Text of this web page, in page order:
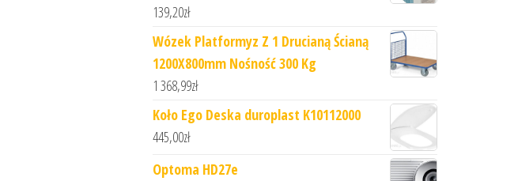
139,20zł
Wózek Platformyz Z 1 Drucianą Ścianą
1200X800mm Nośność 300 Kg
1 368,99zł
Koło Ego Deska duroplast K10112000
445,00zł
Optoma HD27e